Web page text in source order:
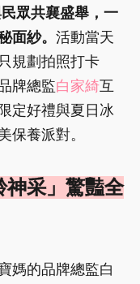
眾共襄盛舉，一
面紗。 活動當天
規劃拍照打卡
牌總監白家綺互
定好禮與夏日冰
保養派對。
神采」驚豔全
媽的品牌總監白